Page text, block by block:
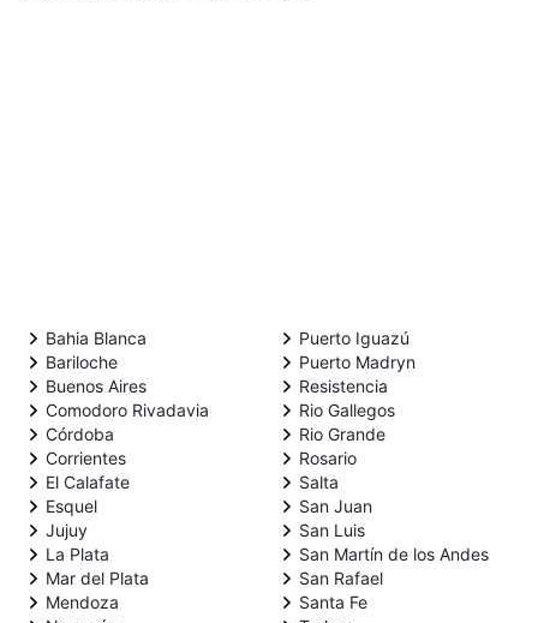
Bahia Blanca
Bariloche
Buenos Aires
Comodoro Rivadavia
Córdoba
Corrientes
El Calafate
Esquel
Jujuy
La Plata
Mar del Plata
Mendoza
Puerto Iguazú
Puerto Madryn
Resistencia
Rio Gallegos
Rio Grande
Rosario
Salta
San Juan
San Luis
San Martín de los Andes
San Rafael
Santa Fe